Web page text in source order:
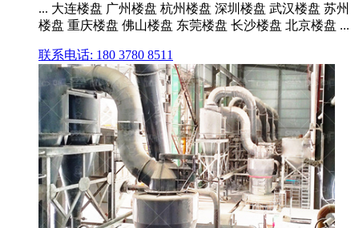
... 大连楼盘 广州楼盘 杭州楼盘 深圳楼盘 武汉楼盘 苏州
楼盘 重庆楼盘 佛山楼盘 东莞楼盘 长沙楼盘 北京楼盘 ...
联系电话: 180 3780 8511